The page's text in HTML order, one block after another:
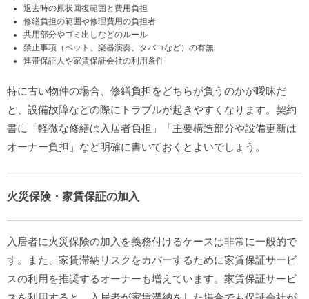
退去時の原状回復範囲と費用負担
修繕負担の範囲や修理費用の負担者
共用部分やゴミ出しなどのルール
禁止事項（ペット、楽器演奏、タバコなど）の有無
連帯保証人や家賃保証会社の利用条件
特に古い物件の場合、修繕負担をどちらが負うのかが曖昧だ
と、設備故障などの際にトラブルが起きやすくなります。契約
書に「軽微な修繕は入居者負担」「主要構造部分や設備更新は
オーナー負担」など明確に書いておくとよいでしょう。
火災保険・家賃保証の加入
入居者に火災保険の加入を義務付けるケースは非常に一般的で
す。また、家賃滞納リスクをカバーするために家賃保証サービ
スの利用を推奨するオーナーも増えています。家賃保証サービ